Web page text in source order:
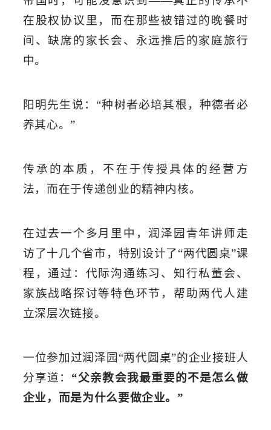
在股权协议里，而在那些被错过的晚餐时
间、缺席的家长会、永远推后的家庭旅行
中。
阳明先生说 ： “种树者必培其根，种德者必
养其心。”
传承的本质，不在于传授具体的经营方
法，而在于传递创业的精神内核。
在过去一个多月 里中， 润泽园 青年讲师走
访了十几个省市， 特别设计了“两代圆桌”课
程，通过：代际沟通练习、知行私董会、
家族战略探讨等特色环节，帮助两代人建
立深层次链接。
一位参加过润泽园 “两代圆桌”的企业接班人
分享道 ： “父亲教会我最重要的不是怎么做
企业，而是为什么要做企业。”